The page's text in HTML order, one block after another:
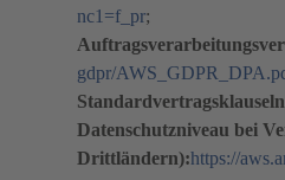
nc1=f_pr;
gdpr/
Datenschutzniveau bei
Drittländern):https://